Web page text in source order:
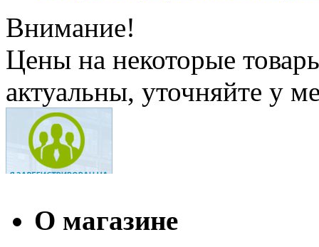
Внимание!
Цены на некоторые
актуальны, уточняйте у
О магазине